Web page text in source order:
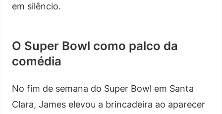
em silêncio.
O Super Bowl como palco da
comédia
No fim de semana do Super Bowl em Santa
Clara, James elevou a brincadeira ao aparecer